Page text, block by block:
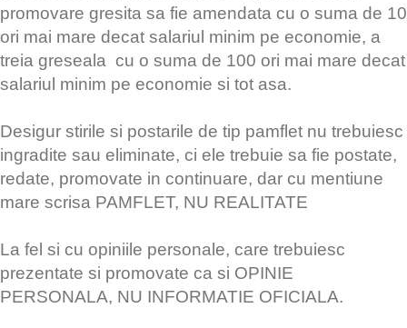
promovare gresita sa fie amendata cu o suma de 10
ori mai mare decat salariul minim pe economie, a
treia greseala cu o suma de 100 ori mai mare decat
salariul minim pe economie si tot asa.
Desigur stirile si postarile de tip pamflet nu trebuiesc
ingradite sau eliminate, ci ele trebuie sa fie postate,
redate, promovate in continuare, dar cu mentiune
mare scrisa PAMFLET, NU REALITATE
La fel si cu opiniile personale, care trebuiesc
prezentate si promovate ca si OPINIE
PERSONALA, NU INFORMATIE OFICIALA.